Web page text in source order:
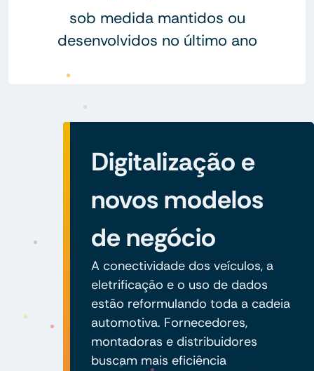
sob medida mantidos ou
desenvolvidos no último ano
Digitalização e
novos modelos
de negócio
A conectividade dos veículos, a
eletrificação e o uso de dados
estão reformulando toda a cadeia
automotiva. Fornecedores,
montadoras e distribuidores
buscam mais eficiência